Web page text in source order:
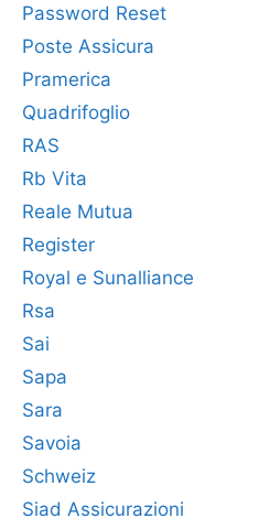
Password Reset
Poste Assicura
Pramerica
Quadrifoglio
RAS
Rb Vita
Reale Mutua
Register
Royal e Sunalliance
Rsa
Sai
Sapa
Sara
Savoia
Schweiz
Siad Assicurazioni